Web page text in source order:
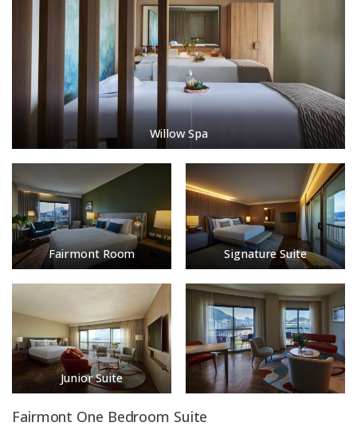
Willow Spa
Fairmont Room Signature Suite
Junior Suite
Fairmont One Bedroom Suite